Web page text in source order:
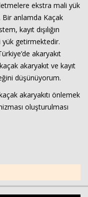
ekstra mali yük
Bir anlamda Kaçak
kayıt dışılığın
getirmektedir.
akaryakıt
akaryakıt ve kayıt
düşünüyorum.
akaryakıtı önlemek
oluşturulması